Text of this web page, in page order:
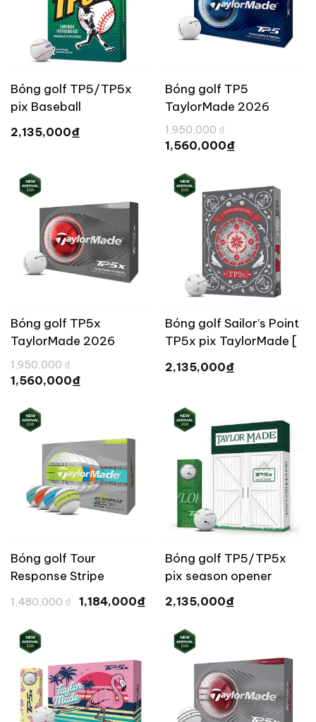
Bóng golf TP5/TP5x
pix Baseball
TaylorMade [Limited
Edition]
2,135,000₫
Bóng golf TP5
TaylorMade 2026
1,950,000 ₫
gốc
là:
1,560,000₫
1,560,000 ₫.
Bóng golf TP5x
TaylorMade 2026
1,950,000 ₫
gốc
là:
1,560,000₫
Bóng golf Sailor’s Point
TP5x pix TaylorMade [
2,135,000₫
Bóng golf Tour
Response Stripe
TaylorMade 2026
1,480,000 ₫
Giá
gốc
1,184,000₫
Giá
hiện
1,184,000 ₫.
Bóng golf TP5/TP5x
pix season opener
limited TaylorMade
2026 [ Limited ]
2,135,000₫